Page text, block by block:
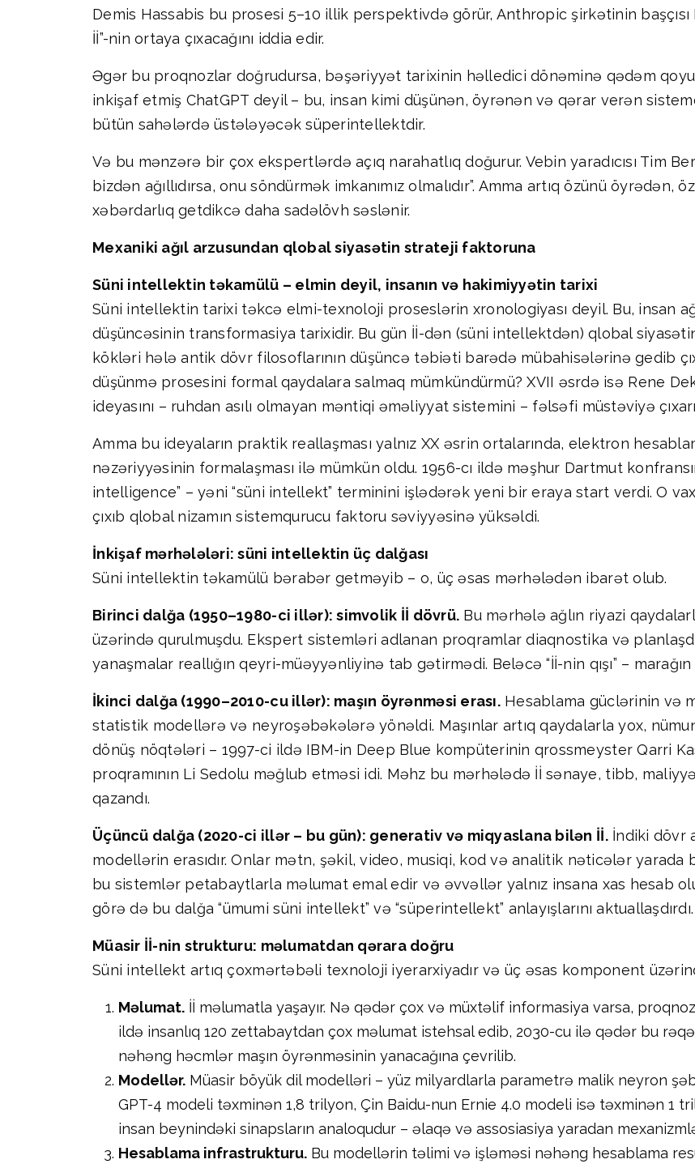
Demis Hassabis bu prosesi 5–10 illik perspektivdə görür, Anthropic şirkətinin başçısı
İİ”-nin ortaya çıxacağını iddia edir.
Əgər bu proqnozlar doğrudursa, bəşəriyyət tarixinin həlledici dönəminə qədəm
inkişaf etmiş ChatGPT deyil – bu, insan kimi düşünən, öyrənən və qərar verən
bütün sahələrdə üstələyəcək süperintellektdir.
Və bu mənzərə bir çox ekspertlərdə açıq narahatlıq doğurur. Vebin yaradıcısı Tim
bizdən ağıllıdırsa, onu söndürmək imkanımız olmalıdır”. Amma artıq özünü
xəbərdarlıq getdikcə daha sadəlövh səslənir.
Mexaniki ağıl arzusundan qlobal siyasətin strateji faktoruna
Süni intellektin təkamülü – elmin deyil, insanın və hakimiyyətin tarixi
Süni intellektin tarixi təkcə elmi-texnoloji proseslərin xronologiyası deyil. Bu, insan
düşüncəsinin transformasiya tarixidir. Bu gün İİ-dən (süni intellektdən) qlobal
kökləri hələ antik dövr filosoflarının düşüncə təbiəti barədə mübahisələrinə gedib
düşünmə prosesini formal qaydalara salmaq mümkündürmü? XVII əsrdə isə Rene
ideyasını – ruhdan asılı olmayan məntiqi əməliyyat sistemini – fəlsəfi müstəviyə
Amma bu ideyaların praktik reallaşması yalnız XX əsrin ortalarında, elektron
nəzəriyyəsinin formalaşması ilə mümkün oldu. 1956-cı ildə məşhur Dartmut
intelligence” – yəni “süni intellekt” terminini işlədərək yeni bir eraya start verdi. O
çıxıb qlobal nizamın sistemqurucu faktoru səviyyəsinə yüksəldi.
İnkişaf mərhələləri: süni intellektin üç dalğası
Süni intellektin təkamülü bərabər getməyib – o, üç əsas mərhələdən ibarət olub.
Birinci dalğa (1950–1980-ci illər): simvolik İİ dövrü. Bu mərhələ ağlın riyazi
üzərində qurulmuşdu. Ekspert sistemləri adlanan proqramlar diaqnostika və
yanaşmalar reallığın qeyri-müəyyənliyinə tab gətirmədi. Beləcə “İİ-nin qışı” –
İkinci dalğa (1990–2010-cu illər): maşın öyrənməsi erası.Hesablama güclərinin və
statistik modellərə və neyroşəbəkələrə yönəldi. Maşınlar artıq qaydalarla yox,
dönüş nöqtələri – 1997-ci ildə IBM-in Deep Blue kompüterinin qrossmeyster Qarri
proqramının Li Sedolu məğlub etməsi idi. Məhz bu mərhələdə İİ sənaye, tibb,
qazandı.
Üçüncü dalğa (2020-ci illər – bu gün): generativ və miqyaslana bilən İİ.İndiki dövr
modellərin erasıdır. Onlar mətn, şəkil, video, musiqi, kod və analitik nəticələr
bu sistemlər petabaytlarla məlumat emal edir və əvvəllər yalnız insana xas hesab
görə də bu dalğa “ümumi süni intellekt” və “süperintellekt” anlayışlarını aktuallaşdırdı.
Müasir İİ-nin strukturu: məlumatdan qərara doğru
Süni intellekt artıq çoxmərtəbəli texnoloji iyerarxiyadır və üç əsas komponent
Məlumat. İİ məlumatla yaşayır. Nə qədər çox və müxtəlif informasiya varsa,
ildə insanlıq 120 zettabaytdan çox məlumat istehsal edib, 2030-cu ilə qədər bu
nəhəng həcmlər maşın öyrənməsinin yanacağına çevrilib.
Modellər. Müasir böyük dil modelləri – yüz milyardlarla parametrə malik neyron
GPT-4 modeli təxminən 1,8 trilyon, Çin Baidu-nun Ernie 4.0 modeli isə təxminən 1
insan beynindəki sinapsların analoqudur – əlaqə və assosiasiya yaradan
Hesablama infrastrukturu. Bu modellərin təlimi və işləməsi nəhəng hesablama